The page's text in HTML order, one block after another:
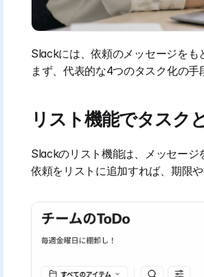
Slackには、依頼のメッセージをも
まず、代表的な4つのタスク化の手
リスト機能でタスク
Slackのリスト機能は、メッセージ
依頼をリストに追加すれば、期限